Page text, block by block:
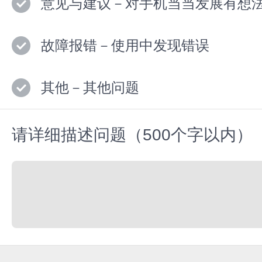
意见与建议－对手机当当发展有想
故障报错－使用中发现错误
其他－其他问题
请详细描述问题（500个字以内）